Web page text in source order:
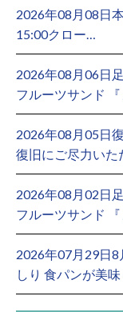
2026年08月08日
15:00クロー…
2026年08月06日
フルーツサンド
2026年08月05日
復旧にご尽力いた
2026年08月02日
フルーツサンド
2026年07月29日8
しり 食パンが美